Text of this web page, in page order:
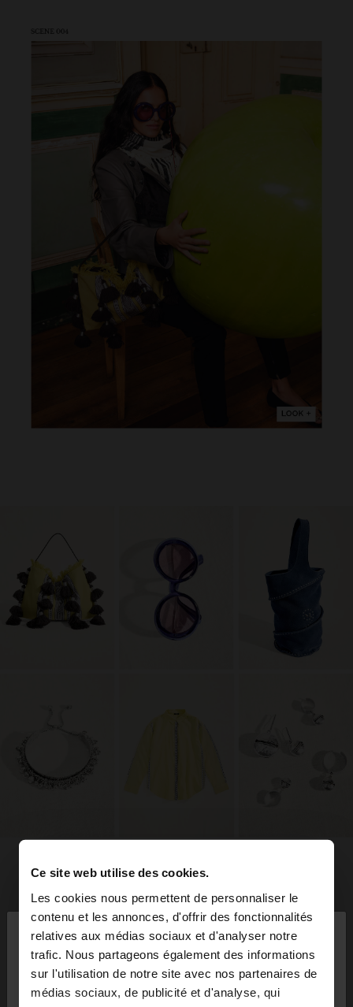
Ce site web utilise des cookies.
Les cookies nous permettent de personnaliser le
contenu et les annonces, d'offrir des fonctionnalités
relatives aux médias sociaux et d'analyser notre
trafic. Nous partageons également des informations
sur l'utilisation de notre site avec nos partenaires de
médias sociaux, de publicité et d'analyse, qui
bonjour ×
Vous accédez au site depuis Suisse. Voulez-vous
parcourir notre site au United States?